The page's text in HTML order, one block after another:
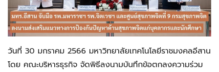
วันที่ 30 มกราคม 2566 มหาวิทยาลัยเทคโนโลยีราชมงคลอีสาน
โดย คณะบริหารธุรกิจ จัดพิธีลงนามบันทึกข้อตกลงความร่วม